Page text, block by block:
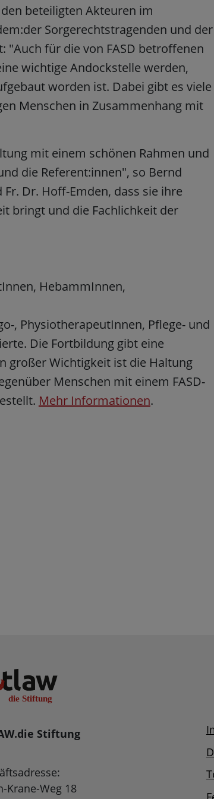
beteiligten Akteuren im
Sorgerechtstragenden und der
für die von FASD betroffenen
wichtige Andockstelle werden,
worden ist. Dabei gibt es viele
Menschen in Zusammenhang mit
mit einem schönen Rahmen und
die Referent:innen", so Bernd
Dr. Hoff-Emden, dass sie ihre
bringt und die Fachlichkeit der
HebammInnen,
, PhysiotherapeutInnen, Pflege- und
Die Fortbildung gibt eine
großer Wichtigkeit ist die Haltung
Menschen mit einem FASD-
Mehr Informationen.
Stiftung
Krane-Weg 18